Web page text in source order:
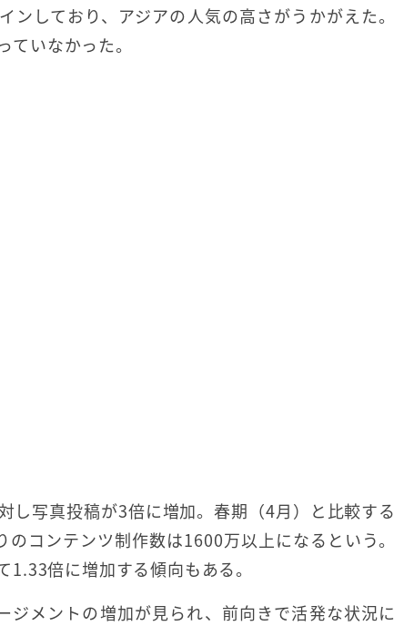
しており、アジアの人気の高さがうかがえた。
いなかった。
し写真投稿が3倍に増加。春期（4月）と比較する
コンテンツ制作数は1600万以上になるという。
倍に増加する傾向もある。
メントの増加が見られ、前向きで活発な状況に